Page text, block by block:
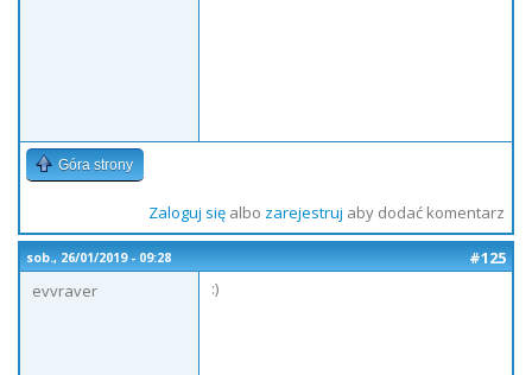
Góra strony
Zaloguj sięalbo zarejestruj aby dodać komentarz
sob., 26/01/2019 - 09:28
#125
evvraver
:)